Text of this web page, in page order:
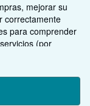
mejorar su
correctamente
para comprender
(por
realizar mejoras.
y medir el
de acuerdo